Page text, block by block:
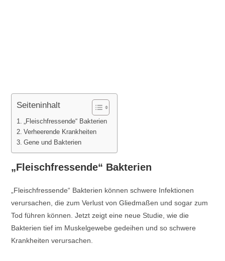
Seiteninhalt
„Fleischfressende“ Bakterien
Verheerende Krankheiten
Gene und Bakterien
„Fleischfressende“ Bakterien
„Fleischfressende“ Bakterien können schwere Infektionen
verursachen, die zum Verlust von Gliedmaßen und sogar zum
Tod führen können. Jetzt zeigt eine neue Studie, wie die
Bakterien tief im Muskelgewebe gedeihen und so schwere
Krankheiten verursachen.